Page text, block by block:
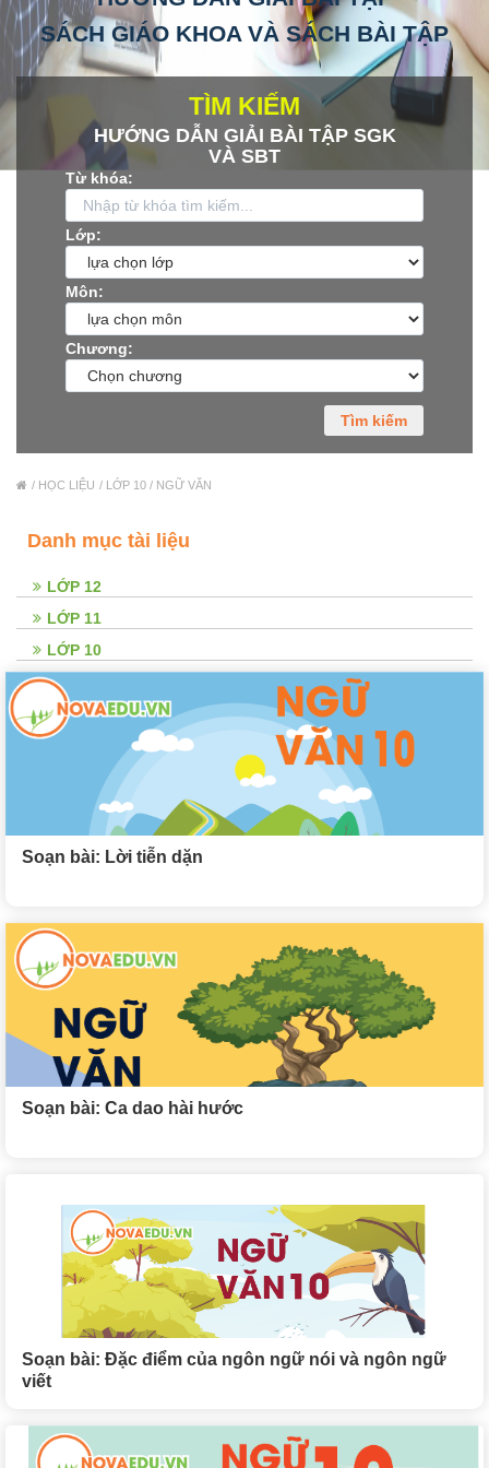
Xu hướng ngành nghề
$ Nạp tiền
SÁCH GIÁO KHOA VÀ SÁCH BÀI TẬP
TÌM KIẾM
HƯỚNG DẪN GIẢI BÀI TẬP SGK
VÀ SBT
Từ khóa:
Lớp:
Môn:
Chương:
Tìm kiếm
HỌC LIỆU LỚP 10 / NGỮ VĂN
Danh mục tài liệu
LỚP 12
LỚP 11
LỚP 10
Soạn bài: Lời tiễn dặn
Soạn bài: Ca dao hài hước
Soạn bài: Đặc điểm của ngôn ngữ nói và ngôn ngữ
viết